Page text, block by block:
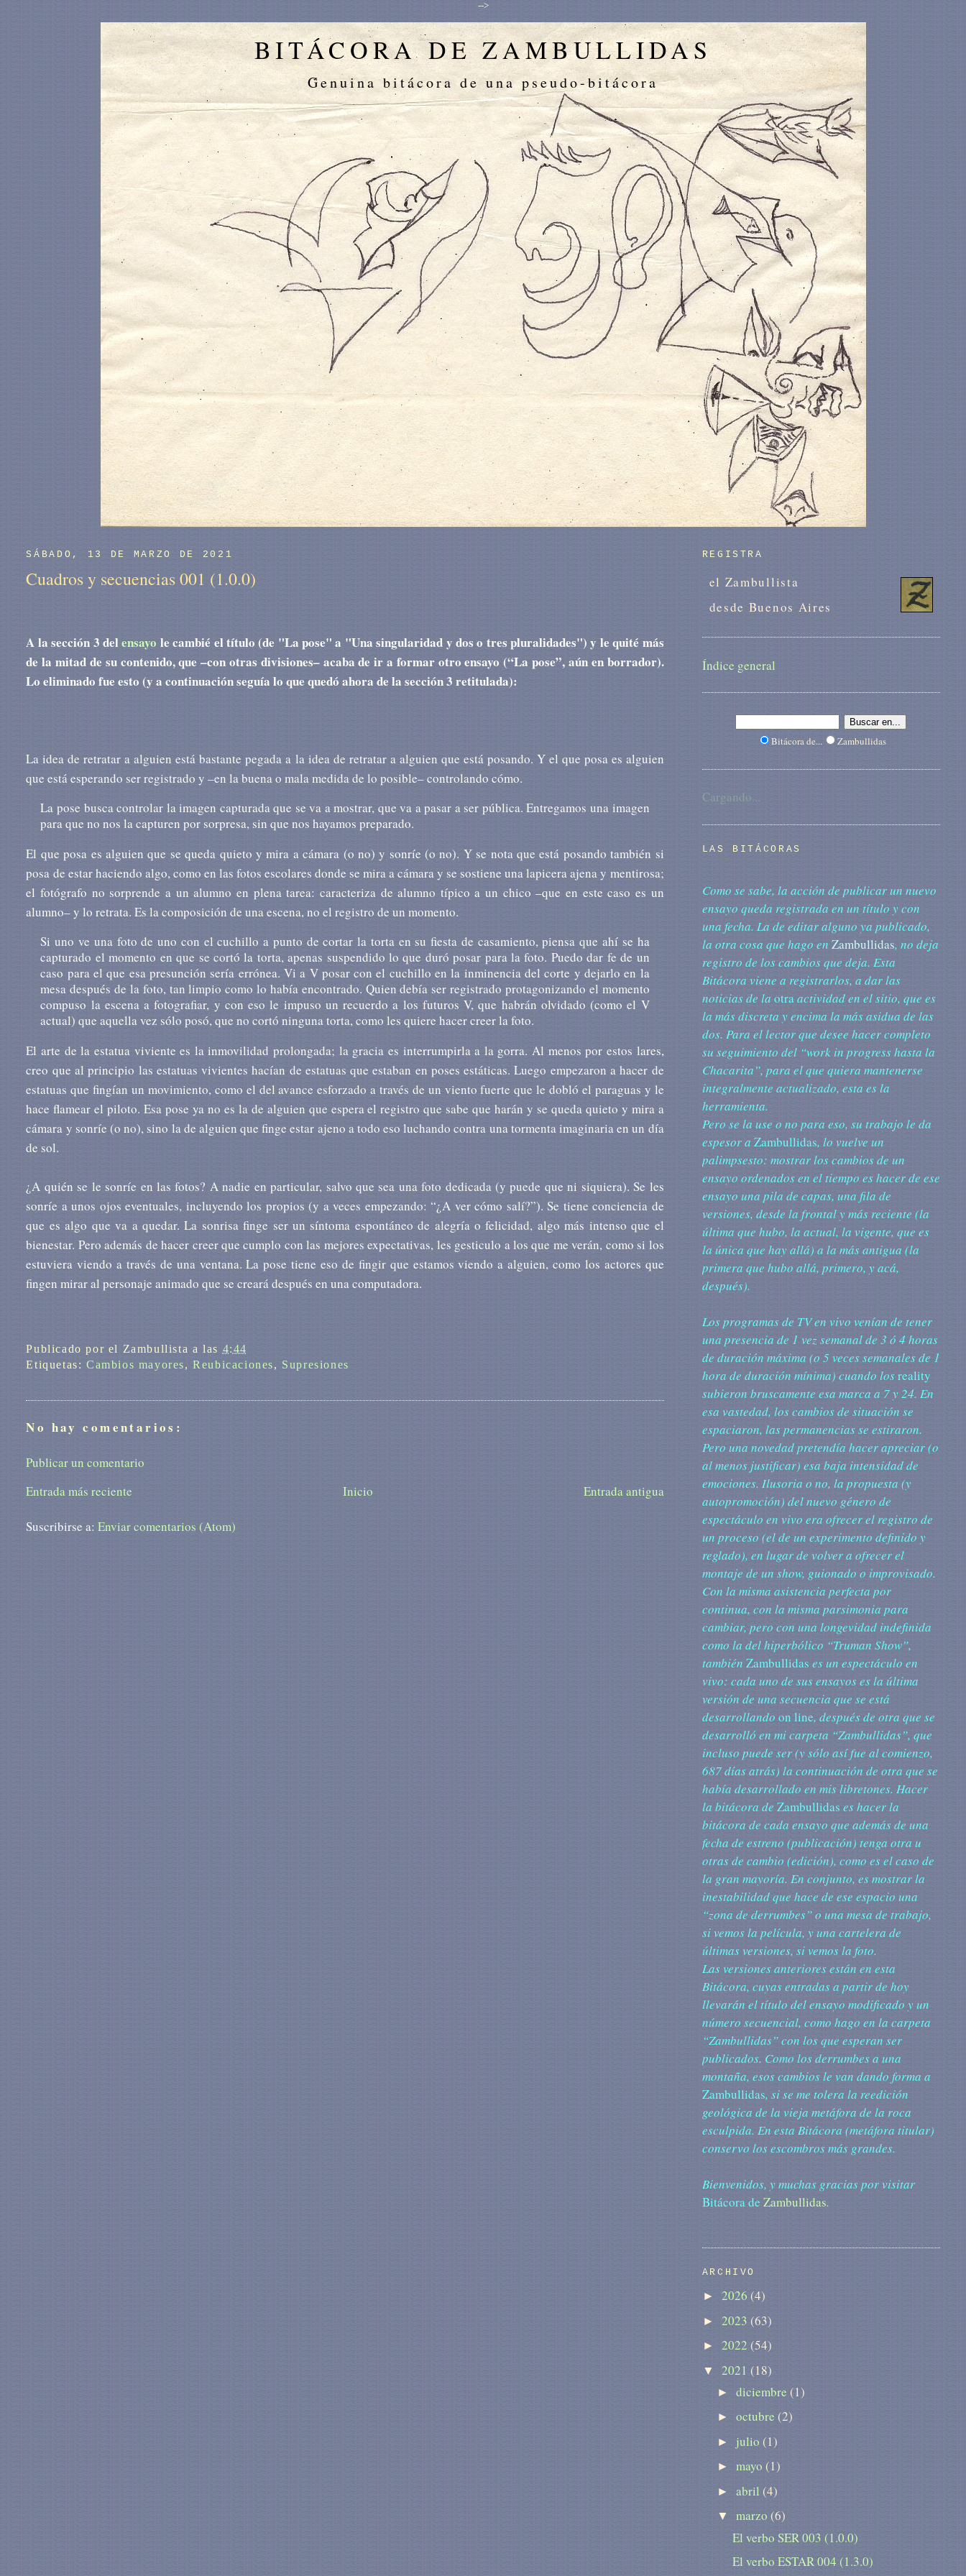
-->
BITÁCORA DE ZAMBULLIDAS
Genuina bitácora de una pseudo-bitácora
SÁBADO, 13 DE MARZO DE 2021
Cuadros y secuencias 001 (1.0.0)
A la sección 3 delensayo le cambié el título (de "La pose" a "Una singularidad y dos o tres pluralidades") y le quité más
de la mitad de su contenido, que –con otras divisiones– acaba de ir a formar otro ensayo (“La pose”, aún en borrador).
Lo eliminado fue esto (y a continuación seguía lo que quedó ahora de la sección 3 retitulada):
La idea de retratar a alguien está bastante pegada a la idea de retratar a alguien que está posando. Y el que posa es alguien
que está esperando ser registrado y –en la buena o mala medida de lo posible– controlando cómo.
La pose busca controlar la imagen capturada que se va a mostrar, que va a pasar a ser pública. Entregamos una imagen
para que no nos la capturen por sorpresa, sin que nos hayamos preparado.
El que posa es alguien que se queda quieto y mira a cámara (o no) y sonríe (o no). Y se nota que está posando también si
posa de estar haciendo algo, como en las fotos escolares donde se mira a cámara y se sostiene una lapicera ajena y mentirosa;
el fotógrafo no sorprende a un alumno en plena tarea: caracteriza de alumno típico a un chico –que en este caso es un
alumno– y lo retrata. Es la composición de una escena, no el registro de un momento.
Si uno ve una foto de uno con el cuchillo a punto de cortar la torta en su fiesta de casamiento, piensa que ahí se ha
capturado el momento en que se cortó la torta, apenas suspendido lo que duró posar para la foto. Puedo dar fe de un
caso para el que esa presunción sería errónea. Vi a V posar con el cuchillo en la inminencia del corte y dejarlo en la
mesa después de la foto, tan limpio como lo había encontrado. Quien debía ser registrado protagonizando el momento
compuso la escena a fotografiar, y con eso le impuso un recuerdo a los futuros V, que habrán olvidado (como el V
actual) que aquella vez sólo posó, que no cortó ninguna torta, como les quiere hacer creer la foto.
El arte de la estatua viviente es la inmovilidad prolongada; la gracia es interrumpirla a la gorra. Al menos por estos lares,
creo que al principio las estatuas vivientes hacían de estatuas que estaban en poses estáticas. Luego empezaron a hacer de
estatuas que fingían un movimiento, como el del avance esforzado a través de un viento fuerte que le dobló el paraguas y le
hace flamear el piloto. Esa pose ya no es la de alguien que espera el registro que sabe que harán y se queda quieto y mira a
cámara y sonríe (o no), sino la de alguien que finge estar ajeno a todo eso luchando contra una tormenta imaginaria en un día
de sol.
¿A quién se le sonríe en las fotos? A nadie en particular, salvo que sea una foto dedicada (y puede que ni siquiera). Se les
sonríe a unos ojos eventuales, incluyendo los propios (y a veces empezando: “¿A ver cómo salí?”). Se tiene conciencia de
que es algo que va a quedar. La sonrisa finge ser un síntoma espontáneo de alegría o felicidad, algo más intenso que el
bienestar. Pero además de hacer creer que cumplo con las mejores expectativas, les gesticulo a los que me verán, como si los
estuviera viendo a través de una ventana. La pose tiene eso de fingir que estamos viendo a alguien, como los actores que
fingen mirar al personaje animado que se creará después en una computadora.
Publicado por el Zambullista a las 4:44
Etiquetas:Cambios mayores,Reubicaciones, Supresiones
No hay comentarios:
Publicar un comentario
Entrada más reciente
Entrada antigua
Inicio
Suscribirse a:Enviar comentarios (Atom)
REGISTRA
el Zambullista
desde Buenos Aires
Índice general
Bitácora de... Zambullidas
Cargando...
LAS BITÁCORAS
Como se sabe, la acción de publicar un nuevo
ensayo queda registrada en un título y con
una fecha. La de editar alguno ya publicado,
la otra cosa que hago en Zambullidas, no deja
registro de los cambios que deja. Esta
Bitácora viene a registrarlos, a dar las
noticias de la otraactividad en el sitio, que es
la más discreta y encima la más asidua de las
dos. Para el lector que desee hacer completo
su seguimiento del “work in progress hasta la
Chacarita”, para el que quiera mantenerse
integralmente actualizado, esta es la
herramienta.
Pero se la use o no para eso, su trabajo le da
espesor a Zambullidas, lo vuelve un
palimpsesto: mostrar los cambios de un
ensayo ordenados en el tiempo es hacer de ese
ensayo una pila de capas, una fila de
versiones, desde la frontal y más reciente (la
última que hubo, la actual, la vigente, que es
la única que hay allá) a la más antigua (la
primera que hubo allá, primero, y acá,
después).
Los programas de TV en vivo venían de tener
una presencia de 1 vez semanal de 3 ó 4 horas
de duración máxima (o 5 veces semanales de 1
hora de duración mínima) cuando los reality
subieron bruscamente esa marca a 7 y 24. En
esa vastedad, los cambios de situación se
espaciaron, las permanencias se estiraron.
Pero una novedad pretendía hacer apreciar (o
al menos justificar) esa baja intensidad de
emociones. Ilusoria o no, la propuesta (y
autopromoción) del nuevo género de
espectáculo en vivo era ofrecer el registro de
un proceso (el de un experimento definido y
reglado), en lugar de volver a ofrecer el
montaje de un show, guionado o improvisado.
Con la misma asistencia perfecta por
continua, con la misma parsimonia para
cambiar, pero con una longevidad indefinida
como la del hiperbólico “Truman Show”,
también Zambullidas es un espectáculo en
vivo: cada uno de sus ensayos es la última
versión de una secuencia que se está
desarrollando on line, después de otra que se
desarrolló en mi carpeta “Zambullidas”, que
incluso puede ser (y sólo así fue al comienzo,
687 días atrás) la continuación de otra que se
había desarrollado en mis libretones. Hacer
la bitácora de Zambullidas es hacer la
bitácora de cada ensayo que además de una
fecha de estreno (publicación) tenga otra u
otras de cambio (edición), como es el caso de
la gran mayoría. En conjunto, es mostrar la
inestabilidad que hace de ese espacio una
“zona de derrumbes” o una mesa de trabajo,
si vemos la película, y una cartelera de
últimas versiones, si vemos la foto.
Las versiones anteriores están en esta
Bitácora, cuyas entradas a partir de hoy
llevarán el título del ensayo modificado y un
número secuencial, como hago en la carpeta
“Zambullidas” con los que esperan ser
publicados. Como los derrumbes a una
montaña, esos cambios le van dando forma a
Zambullidas, si se me tolera la reedición
geológica de la vieja metáfora de la roca
esculpida. En esta Bitácora (metáfora titular)
conservo los escombros más grandes.
Bienvenidos, y muchas gracias por visitar
Bitácora de Zambullidas.
ARCHIVO
► 2026 (4)
► 2023 (63)
► 2022 (54)
▼ 2021 (18)
► diciembre (1)
► octubre (2)
► julio (1)
► mayo (1)
► abril (4)
▼ marzo (6)
El verbo SER 003 (1.0.0)
El verbo ESTAR 004 (1.3.0)